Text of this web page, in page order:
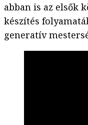
abban is az elsők
készítés
generatív